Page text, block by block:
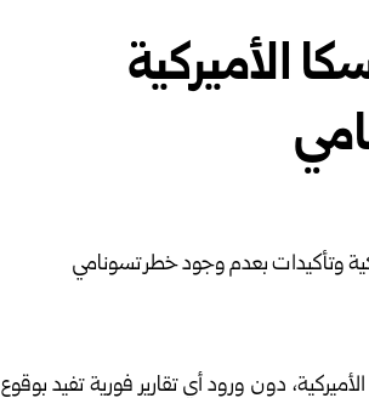
ألاسكا الأميركية
آلاسكا الأميركية، دون ورود أي تقارير فورية تفيد بوقوع